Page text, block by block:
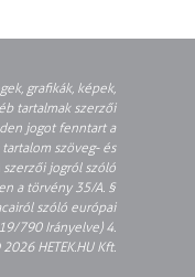
grafikák, képek,
tartalmak szerzői
jogot fenntart a
szöveg- és
szerzői jogról szóló
a törvény 35/A. §
szóló európai
790 Irányelve) 4.
HETEK.HU Kft.